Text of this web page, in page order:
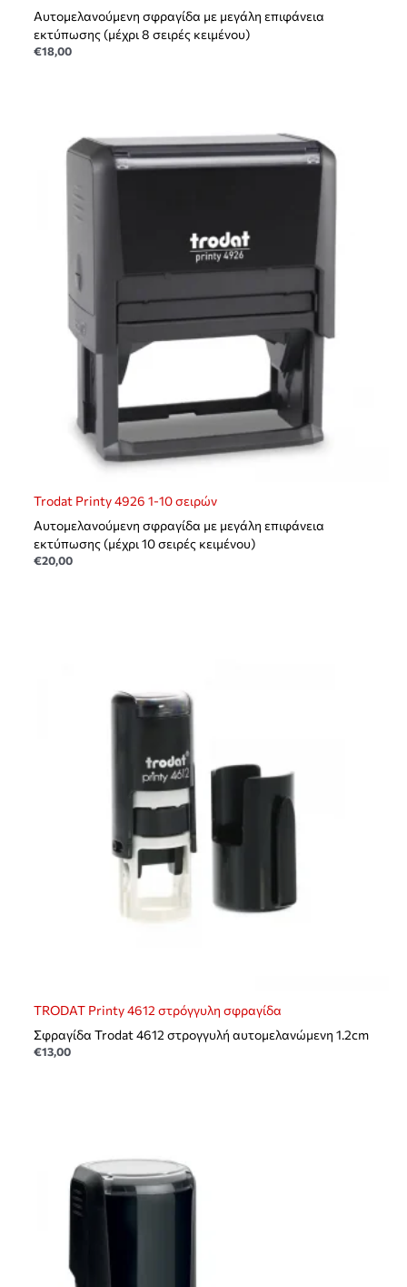
Αυτομελανούμενη σφραγίδα με μεγάλη επιφάνεια
εκτύπωσης (μέχρι 8 σειρές κειμένου)
€18,00
Trodat Printy 4926 1-10 σειρών
Αυτομελανούμενη σφραγίδα με μεγάλη επιφάνεια
εκτύπωσης (μέχρι 10 σειρές κειμένου)
€20,00
TRODAT Printy 4612 στρόγγυλη σφραγίδα
Σφραγίδα Trodat 4612 στρογγυλή αυτομελανώμενη 1.2cm
€13,00